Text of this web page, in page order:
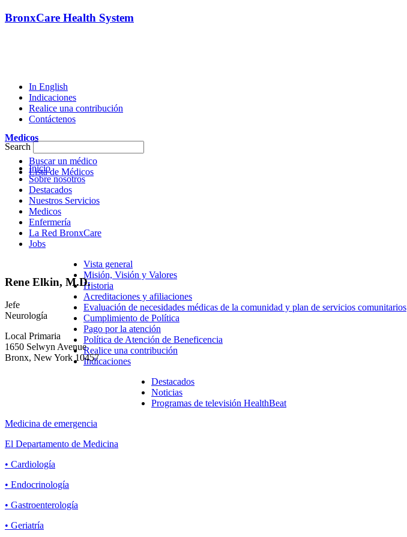
BronxCare Health System
In English
Indicaciones
Realice una contribución
Contáctenos
Search
Inicio
Sobre nosotros
Destacados
Nuestros Servicios
Medicos
Enfermería
La Red BronxCare
Jobs
Vista general
Misión, Visión y Valores
Historia
Acreditaciones y afiliaciones
Evaluación de necesidades médicas de la comunidad y plan de servicios comunitarios
Cumplimiento de Política
Pago por la atención
Política de Atención de Beneficencia
Realice una contribución
Indicaciones
Destacados
Noticias
Programas de televisión HealthBeat
Medicina de emergencia
El Departamento de Medicina
• Cardiología
• Endocrinología
• Gastroenterología
• Geriatría
Medicos
Buscar un médico
Lista de Médicos
Rene Elkin, M.D.
Jefe
Neurología
Local Primaria
1650 Selwyn Avenue
Bronx, New York 10457